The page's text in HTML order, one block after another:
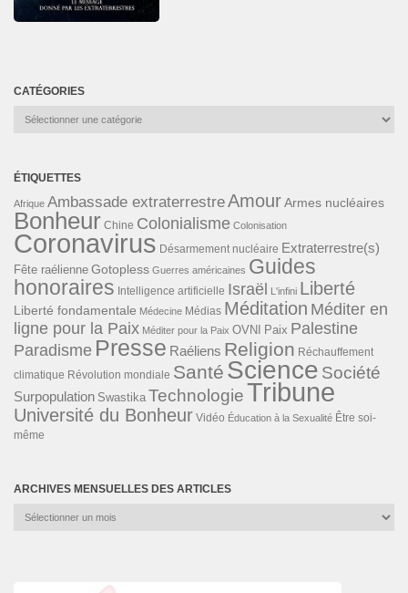
CATÉGORIES
Catégories
ÉTIQUETTES
Afrique Ambassade extraterrestreAmourArmes nucléaires
Bonheur Chine Colonialisme Colonisation
Coronavirus Désarmement nucléaire Extraterrestre(s)
Fête raélienne Gotopless Guerres américaines Guides
honoraires Intelligence artificielle Israël L'infini Liberté
Liberté fondamentale Médecine Médias Méditation Méditer en
ligne pour la Paix Méditer pour la Paix OVNI Paix Palestine
Paradisme Presse Raéliens Religion Réchauffement
climatique Révolution mondiale Santé Science Société
Surpopulation Swastika TechnologieTribune
Université du Bonheur Vidéo Éducation à la Sexualité Être soi-
même
ARCHIVES MENSUELLES DES ARTICLES
Archives